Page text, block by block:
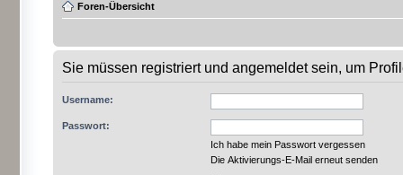
Foren-Übersicht
Sie müssen registriert und angemeldet sein, um
Username:
Passwort:
Ich habe mein Passwort vergessen
Die Aktivierungs-E-Mail erneut senden